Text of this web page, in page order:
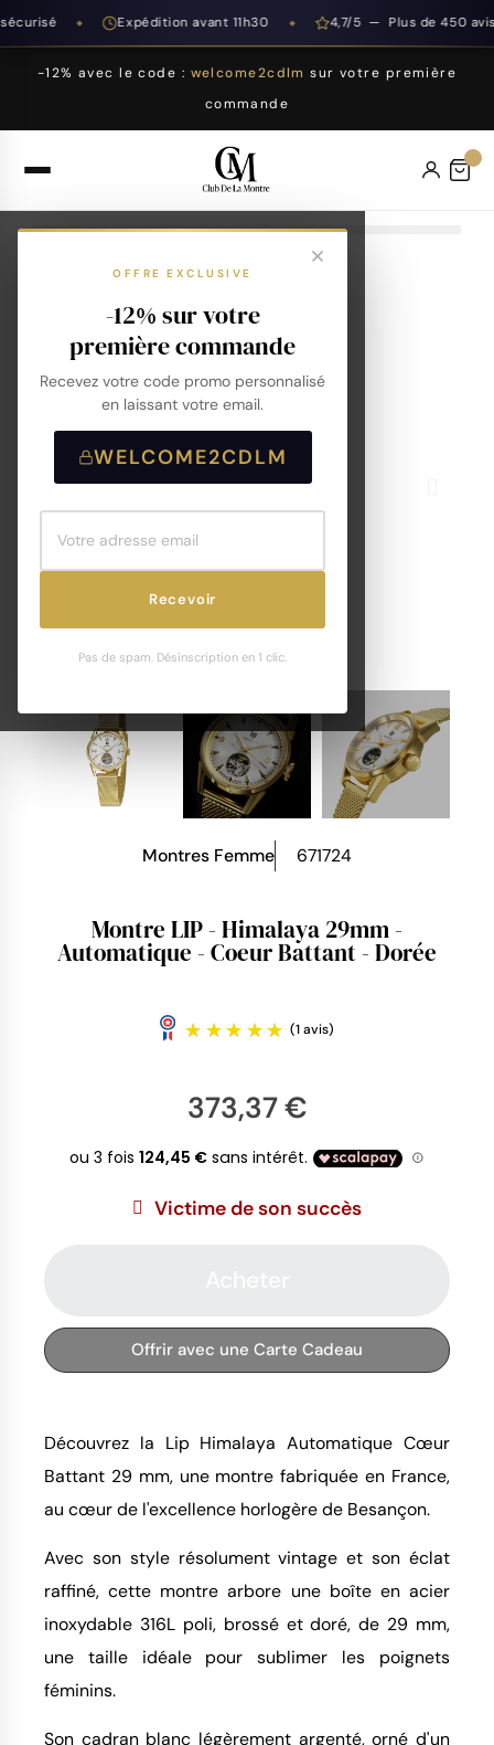
Expédition avant 11h30 4,7/5 — Plus de 450 avis
-12% avec le code : welcome2cdlm sur votre première
commande
OFFRE EXCLUSIVE
-12% sur votre
première commande
Recevez votre code promo personnalisé
en laissant votre email.
WELCOME2CDLM
Recevoir
Pas de spam. Désinscription en 1 clic.
Montres Femme 671724
Montre LIP - Himalaya 29mm -
Automatique - Coeur Battant - Dorée
(1 avis)
373,37 €
Victime de son succès
Offrir avec une Carte Cadeau
Découvrez la Lip Himalaya Automatique Cœur
Battant 29 mm, une montre fabriquée en France,
au cœur de l'excellence horlogère de Besançon.
Avec son style résolument vintage et son éclat
raffiné, cette montre arbore une boîte en acier
inoxydable 316L poli, brossé et doré, de 29 mm,
une taille idéale pour sublimer les poignets
féminins.
Son cadran blanc légèrement argenté, orné d'un